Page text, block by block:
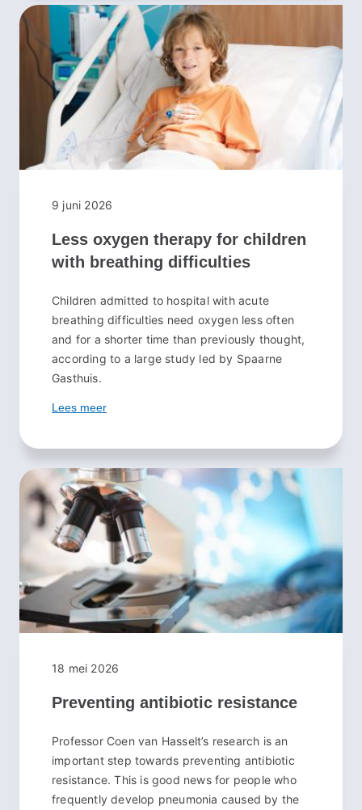
9 juni 2026
Less oxygen therapy for children
with breathing difficulties
Children admitted to hospital with acute
breathing difficulties need oxygen less often
and for a shorter time than previously thought,
according to a large study led by Spaarne
Gasthuis.
Lees meer
18 mei 2026
Preventing antibiotic resistance
Professor Coen van Hasselt’s research is an
important step towards preventing antibiotic
resistance. This is good news for people who
frequently develop pneumonia caused by the